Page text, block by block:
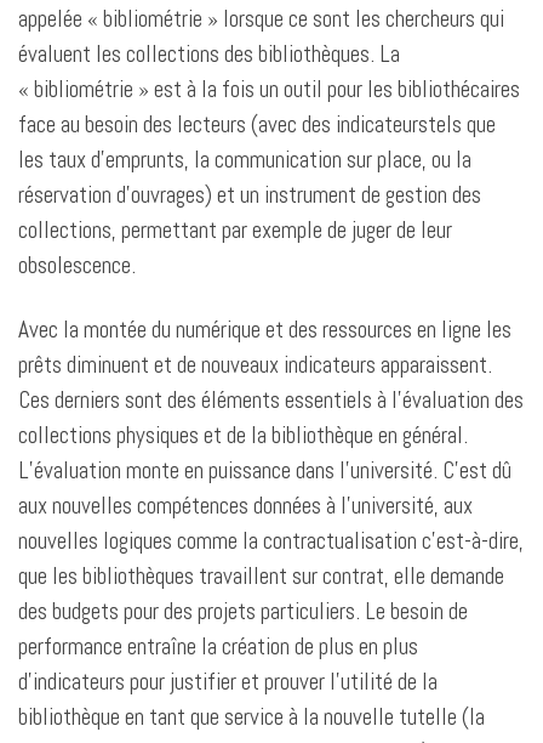
appelée « bibliométrie » lorsque ce sont les chercheurs qui
évaluent les collections des bibliothèques. La
« bibliométrie » est à la fois un outil pour les bibliothécaires
face au besoin des lecteurs (avec des indicateurstels que
les taux d’emprunts, la communication sur place, ou la
réservation d’ouvrages) et un instrument de gestion des
collections, permettant par exemple de juger de leur
obsolescence.
Avec la montée du numérique et des ressources en ligne les
prêts diminuent et de nouveaux indicateurs apparaissent.
Ces derniers sont des éléments essentiels à l’évaluation des
collections physiques et de la bibliothèque en général.
L’évaluation monte en puissance dans l’université. C’est dû
aux nouvelles compétences données à l’université, aux
nouvelles logiques comme la contractualisation c’est-à-dire,
que les bibliothèques travaillent sur contrat, elle demande
des budgets pour des projets particuliers. Le besoin de
performance entraîne la création de plus en plus
d’indicateurs pour justifier et prouver l’utilité de la
bibliothèque en tant que service à la nouvelle tutelle (la